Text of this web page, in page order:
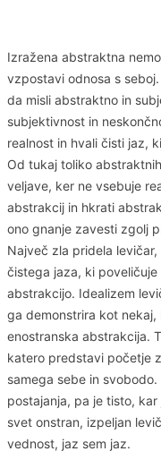
Izražena abstraktna
vzpostavi odnosa s
da misli abstraktno in
subjektivnost in
realnost in hvali čisti jaz,
Od tukaj toliko
veljave, ker ne vsebuje
abstrakcij in hkrati
ono gnanje zavesti zgolj
Največ zla pridela
čistega jaza, ki
abstrakcijo. Idealizem
ga demonstrira kot nekaj,
enostranska abstrakcija.
katero predstavi početje
samega sebe in
postajanja, pa je tisto,
svet onstran, izpeljan
vednost, jaz sem jaz.